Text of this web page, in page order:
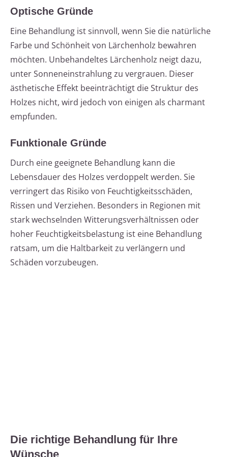
Optische Gründe
Eine Behandlung ist sinnvoll, wenn Sie die natürliche
Farbe und Schönheit von Lärchenholz bewahren
möchten. Unbehandeltes Lärchenholz neigt dazu,
unter Sonneneinstrahlung zu vergrauen. Dieser
ästhetische Effekt beeinträchtigt die Struktur des
Holzes nicht, wird jedoch von einigen als charmant
empfunden.
Funktionale Gründe
Durch eine geeignete Behandlung kann die
Lebensdauer des Holzes verdoppelt werden. Sie
verringert das Risiko von Feuchtigkeitsschäden,
Rissen und Verziehen. Besonders in Regionen mit
stark wechselnden Witterungsverhältnissen oder
hoher Feuchtigkeitsbelastung ist eine Behandlung
ratsam, um die Haltbarkeit zu verlängern und
Schäden vorzubeugen.
Die richtige Behandlung für Ihre
Wünsche